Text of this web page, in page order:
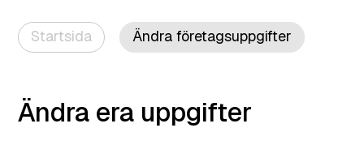
Startsida Ändra företagsuppgifter
Ändra era uppgifter